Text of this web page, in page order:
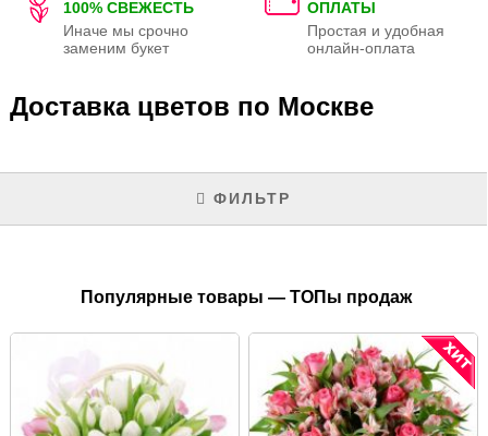
100% СВЕЖЕСТЬ
Иначе мы срочно
заменим букет
ОПЛАТЫ
Простая и удобная
онлайн-оплата
Доставка цветов по Москве
ФИЛЬТР
Популярные товары — ТОПы продаж